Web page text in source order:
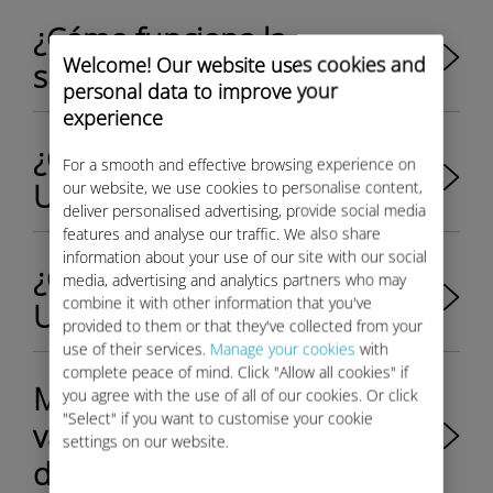
Welcome! Our website uses cookies and
personal data to improve your
experience
For a smooth and effective browsing experience on
our website, we use cookies to personalise content,
deliver personalised advertising, provide social media
features and analyse our traffic. We also share
information about your use of our site with our social
media, advertising and analytics partners who may
combine it with other information that you've
provided to them or that they've collected from your
use of their services. Manage your cookies with
complete peace of mind. Click "Allow all cookies" if
you agree with the use of all of our cookies. Or click
"Select" if you want to customise your cookie
settings on our website.
¿Cómo funciona la
suscripción a Ubigi?
¿Cómo uso la aplicación de
Ubigi para mi Rolls-Royce?
¿Cómo creo mi cuenta de
Ubigi para mi Rolls-Royce?
Mi dirección de email no es
válida para crear mi cuenta
de Ubigi. ¿Qué hago?